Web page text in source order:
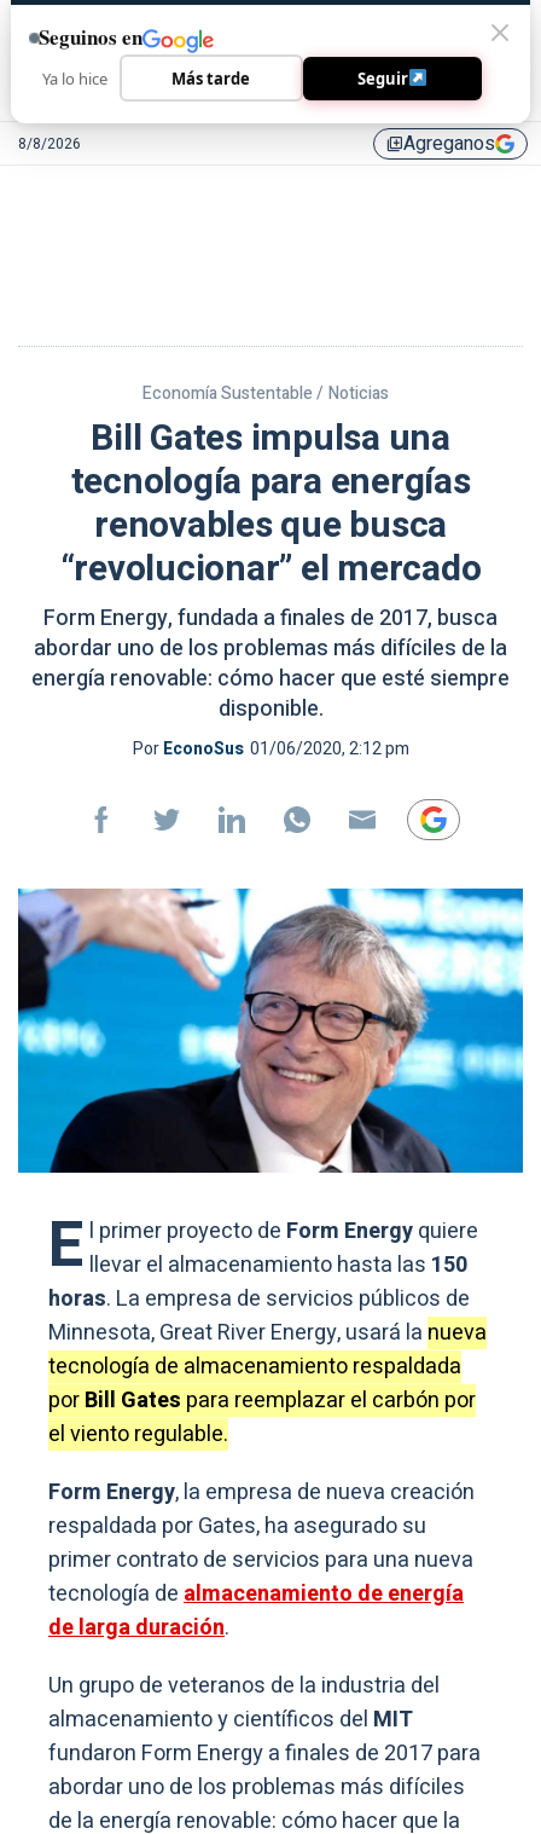
8/8/2026 library_addAgreganos
Economía Sustentable / Noticias
Bill Gates impulsa una
tecnología para energías
renovables que busca
“revolucionar” el mercado
Form Energy, fundada a finales de 2017, busca
abordar uno de los problemas más difíciles de la
energía renovable: cómo hacer que esté siempre
disponible.
PorEconoSus 01/06/2020, 2:12 pm
E l primer proyecto de Form Energyquiere
llevar el almacenamiento hasta las 150
horas. La empresa de servicios públicos de
Minnesota, Great River Energy, usará la nueva
tecnología de almacenamiento respaldada
porBill Gates para reemplazar el carbón por
el viento regulable.
Form Energy, la empresa de nueva creación
respaldada por Gates, ha asegurado su
primer contrato de servicios para una nueva
tecnología dealmacenamiento de energía
de larga duración.
Un grupo de veteranos de la industria del
almacenamiento y científicos del MIT
fundaron Form Energy a finales de 2017 para
abordar uno de los problemas más difíciles
de la energía renovable: cómo hacer que la
Seguinos en
Ya lo hice Más tarde Seguir